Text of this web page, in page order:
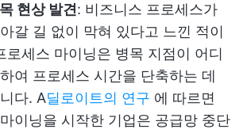
현상 발견 : 비즈니스 프로세스가
갈 길 없이 막혀 있다고 느낀 적이
로세스 마이닝은 병목 지점이 어디
여 프로세스 시간을 단축하는 데
다. A딜로이트의 연구 에 따르면
이닝을 시작한 기업은 공급망 중단